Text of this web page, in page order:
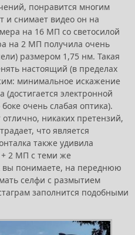
понравится многим
и снимает видео он на
на 16 МП со светосилой
на 2 МП получила очень
размером 1,75 нм. Такая
настоящий (в пределах
минимальное искажение
электронной
очень слабая оптика).
никаких претензий,
что является
также удивила
2 МП с теми же
вы понимаете, на переднюю
селфи с размытием
заполнится подобными